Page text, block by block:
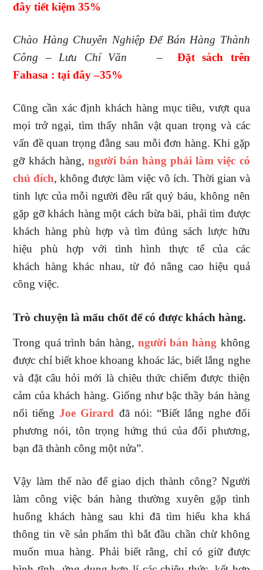
đây tiết kiệm 35%
Chào Hàng Chuyên Nghiệp Để Bán Hàng Thành
Công – Lưu Chí Văn
– Đặt sách trên
Fahasa : tại đây–35%
Cũng cần xác định khách hàng mục tiêu, vượt qua
mọi trở ngại, tìm thấy nhân vật quan trọng và các
vấn đề quan trọng đằng sau mỗi đơn hàng. Khi gặp
gỡ khách hàng, người bán hàng phải làm việc có
chủ đích, không được làm việc vô ích. Thời gian và
tinh lực của mỗi người đều rất quý báu, không nên
gặp gỡ khách hàng một cách bừa bãi, phải tìm được
khách hàng phù hợp và tìm đúng sách lược hữu
hiệu phù hợp với tình hình thực tế của các
khách hàng khác nhau, từ đó nâng cao hiệu quả
công việc.
Trò chuyện là mấu chốt để có được khách hàng.
Trong quá trình bán hàng,người bán hàng không
được chỉ biết khoe khoang khoác lác, biết lắng nghe
và đặt câu hỏi mới là chiêu thức chiếm được thiện
cảm của khách hàng. Giống như bậc thầy bán hàng
nổi tiếngJoe Girard đã nói: “Biết lắng nghe đối
phương nói, tôn trọng hứng thú của đối phương,
bạn đã thành công một nửa”.
Vậy làm thế nào để giao dịch thành công? Người
làm công việc bán hàng thường xuyên gặp tình
huống khách hàng sau khi đã tìm hiểu kha khá
thông tin về sản phẩm thì bắt đầu chần chừ không
muốn mua hàng. Phải biết rằng, chỉ có giữ được